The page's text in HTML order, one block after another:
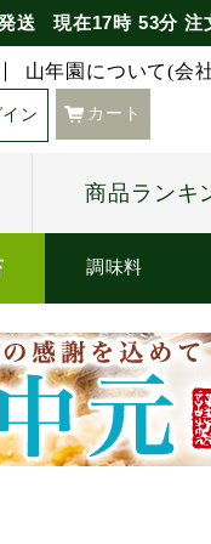
送 現在17時 53分 注
山年園について(会
ン カート
商品ランキ
調味料